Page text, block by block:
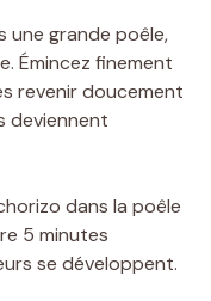
une grande poêle,
Émincez finement
revenir doucement
deviennent
dans la poêle
5 minutes
se développent.